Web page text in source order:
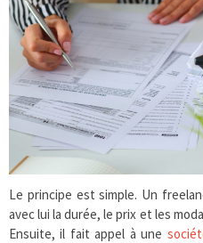
Le principe est simple. Un
avec lui la durée, le prix et les
Ensuite, il fait appel à une